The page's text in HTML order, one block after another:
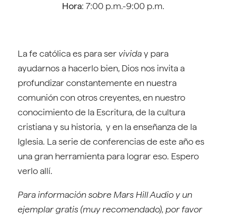
Hora: 7:00 p.m.-9:00 p.m.
La fe católica es para ser vividay para
ayudarnos a hacerlo bien, Dios nos invita a
profundizar constantemente en nuestra
comunión con otros creyentes, en nuestro
conocimiento de la Escritura, de la cultura
cristiana y su historia, y en la enseñanza de la
Iglesia. La serie de conferencias de este año es
una gran herramienta para lograr eso. Espero
verlo allí.
Para información sobre Mars Hill Audio y un
ejemplar gratis (muy recomendado), por favor